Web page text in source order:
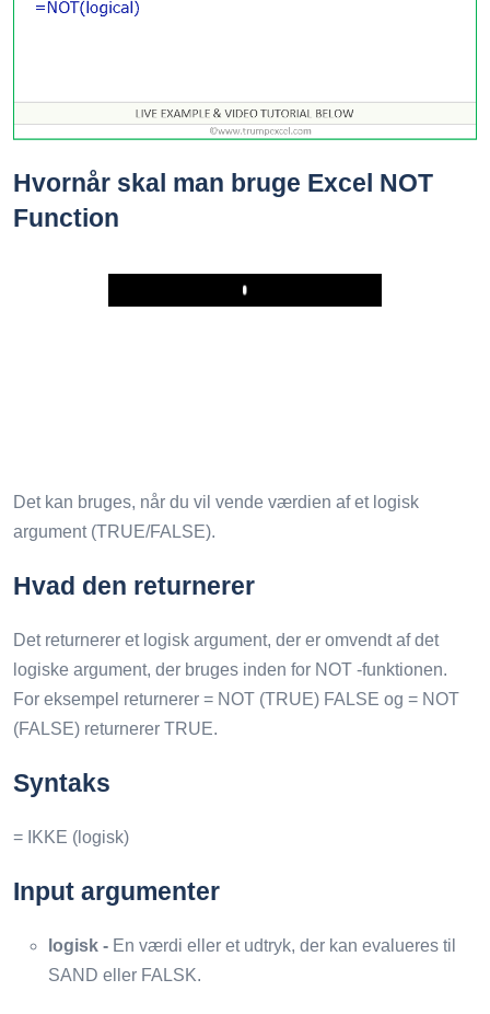
Hvornår skal man bruge Excel NOT
Function
Play
Det kan bruges, når du vil vende værdien af ​​et logisk
argument (TRUE/FALSE).
Hvad den returnerer
Det returnerer et logisk argument, der er omvendt af det
logiske argument, der bruges inden for NOT -funktionen.
For eksempel returnerer = NOT (TRUE) FALSE og = NOT
(FALSE) returnerer TRUE.
Syntaks
= IKKE (logisk)
Input argumenter
logisk - En værdi eller et udtryk, der kan evalueres til
SAND eller FALSK.